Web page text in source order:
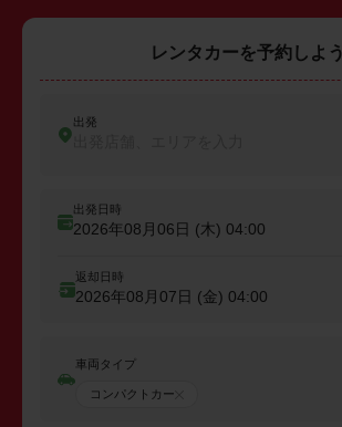
レンタカーを予約しよう
出発
出発日時
2026年08月06日 (木) 04:00
返却日時
2026年08月07日 (金) 04:00
車両タイプ
コンパクトカー